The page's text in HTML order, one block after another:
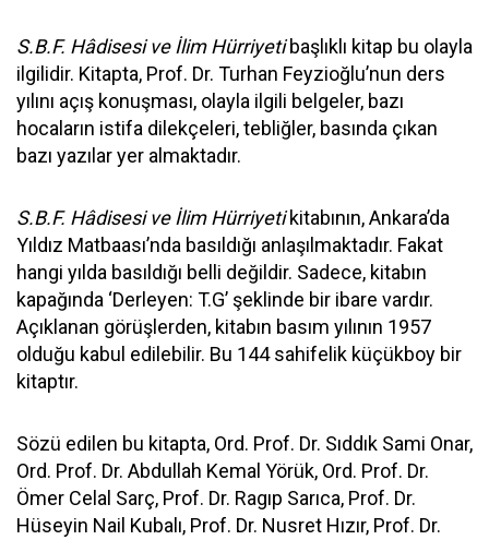
S.B.F. Hâdisesi ve İlim Hürriyetibaşlıklı kitap bu olayla
ilgilidir. Kitapta, Prof. Dr. Turhan Feyzioğlu’nun ders
yılını açış konuşması, olayla ilgili belgeler, bazı
hocaların istifa dilekçeleri, tebliğler, basında çıkan
bazı yazılar yer almaktadır.
S.B.F. Hâdisesi ve İlim Hürriyetikitabının, Ankara’da
Yıldız Matbaası’nda basıldığı anlaşılmaktadır. Fakat
hangi yılda basıldığı belli değildir. Sadece, kitabın
kapağında ‘Derleyen: T.G’ şeklinde bir ibare vardır.
Açıklanan görüşlerden, kitabın basım yılının 1957
olduğu kabul edilebilir. Bu 144 sahifelik küçükboy bir
kitaptır.
Sözü edilen bu kitapta, Ord. Prof. Dr. Sıddık Sami Onar,
Ord. Prof. Dr. Abdullah Kemal Yörük, Ord. Prof. Dr.
Ömer Celal Sarç, Prof. Dr. Ragıp Sarıca, Prof. Dr.
Hüseyin Nail Kubalı, Prof. Dr. Nusret Hızır, Prof. Dr.